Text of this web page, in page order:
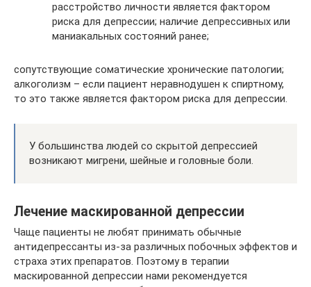
расстройство личности является фактором
риска для депрессии; наличие депрессивных или
маниакальных состояний ранее;
сопутствующие соматические хронические патологии;
алкоголизм – если пациент неравнодушен к спиртному,
то это также является фактором риска для депрессии.
У большинства людей со скрытой депрессией
возникают мигрени, шейные и головные боли.
Лечение маскированной депрессии
Чаще пациенты не любят принимать обычные
антидепрессанты из-за различных побочных эффектов и
страха этих препаратов. Поэтому в терапии
маскированной депрессии нами рекомендуется